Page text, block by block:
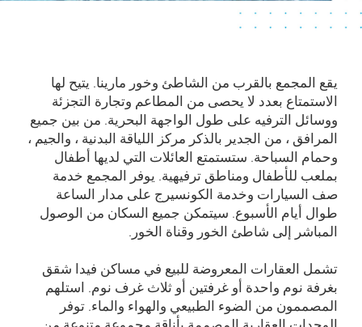
يقع المجمع بالقرب من الشاطئ وخور مارينا. يتيح لها
الاستمتاع بعدد لا يحصى من المطاعم وتجارة التجزئة
ووسائل الترفيه على طول الواجهة البحرية. من بين جميع
المرافق ، من الجدير بالذكر مركز اللياقة البدنية ، والجيم ،
وحمام السباحة. ستستمتع العائلات التي لديها أطفال
بملعب للأطفال ومناطق ترفيهية. يوفر المجمع خدمة
صف السيارات وخدمة الكونسيرج على مدار الساعة
طوال أيام الأسبوع. سيتمكن جميع السكان من الوصول
المباشر إلى شاطئ الخور وقناة الخور.
تشمل العقارات المعروضة للبيع في مساكن فيدا شقق
بغرفة نوم واحدة أو غرفتين أو ثلاث غرف نوم. استلهم
المصممون من الضوء الطبيعي والهواء والماء. توفر